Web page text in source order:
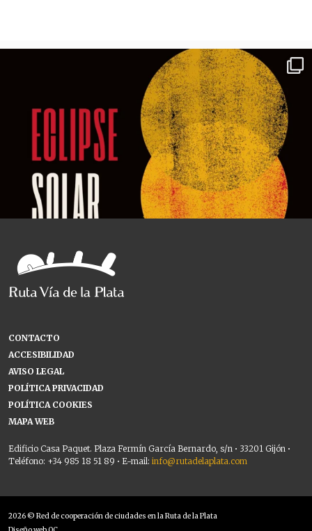
CONTACTO
ACCESIBILIDAD
AVISO LEGAL
POLÍTICA PRIVACIDAD
POLÍTICA COOKIES
MAPA WEB
Edificio Casa Paquet. Plaza Fermín García Bernardo, s/n • 33201 Gijón •
Teléfono: +34 985 18 51 89 • E-mail: info@rutadelaplata.com
2026 © Red de cooperación de ciudades en la Ruta de la Plata